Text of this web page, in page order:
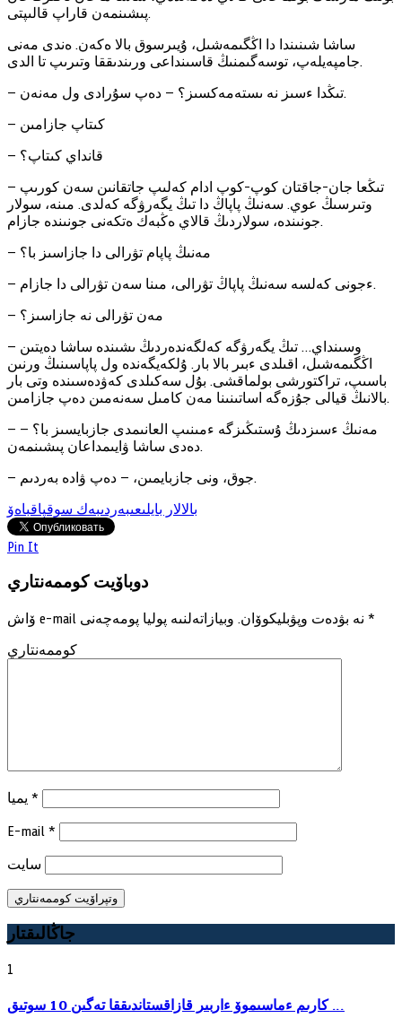
پىشىنمەن قاراپ قالىپتى.
ساشا شىنىندا دا اڭگىمەشىل، ۇيىرسوق بالا ەكەن. ەندى مەنى
جامپەيلەپ، توسەگىمنىڭ قاسىنداعى ورىندىققا وتىرىپ تا الدى.
— تىڭدا ءسىز نە ىستەمەكسىز؟ — دەپ سۇرادى ول مەنەن.
— كىتاپ جازامىن
— قانداي كىتاپ؟
— تىڭعا جان-جاقتان كوپ-كوپ ادام كەلىپ جاتقانىن سەن كورىپ
وتىرسىڭ عوي. سەنىڭ پاپاڭ دا تىڭ يگەرۋگە كەلدى. مىنە، سولار
جونىندە، سولاردىڭ قالاي ەڭبەك ەتكەنى جونىندە جازام.
— مەنىڭ پاپام تۋرالى دا جازاسىز با؟
— ءجونى كەلسە سەنىڭ پاپاڭ تۋرالى، مىنا سەن تۋرالى دا جازام.
— مەن تۋرالى نە جازاسىز؟
— وسىنداي… تىڭ يگەرۋگە كەلگەندەردىڭ ىشىندە ساشا دەيتىن
اڭگىمەشىل، اقىلدى ءبىر بالا بار. ۇلكەيگەندە ول پاپاسىنىڭ ورنىن
باسىپ، تراكتورشى بولماقشى. بۇل سەكىلدى كەۋدەسىندە وتى بار
بالانىڭ قيالى جۇزەگە اساتىنىنا مەن كامىل سەنەمىن دەپ جازامىن.
— مەنىڭ ءسىزدىڭ ۇستىڭىزگە ءمىنىپ العانىمدى جازبايسىز با؟ —
دەدى ساشا ۋايىمداعان پىشىنمەن.
— جوق، ونى جازبايمىن، — دەپ ۋادە بەردىم.
بالالار بايلىعىبەردىبەك سوقپاقباەۆ
Pin It
دوباۆيت كوممەنتاري
ۆاش e-mail نە بۋدەت وپۋبليكوۆان. *
كوممەنتاري
*
E-mail *
سايت
جاڭالىقتار
1
كارىم ءماسىموۆ ءاربىر قازاقستاندىققا تەگىن 10 سوتىق ...